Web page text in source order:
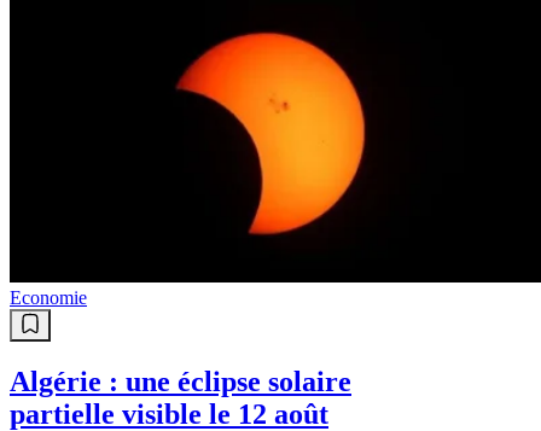
Economie
Algérie : une éclipse solaire
partielle visible le 12 août